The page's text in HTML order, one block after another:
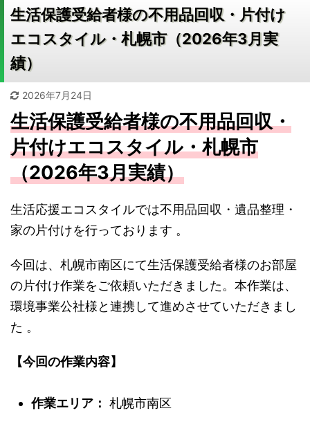
生活保護受給者様の不用品回収・片付け
エコスタイル・札幌市（2026年3月実
績）
2026年7月24日
生活保護受給者様の不用品回収・
片付けエコスタイル・札幌市
（2026年3月実績）
生活応援エコスタイルでは不用品回収・遺品整理・
家の片付けを行っております 。
今回は、札幌市南区にて生活保護受給者様のお部屋
の片付け作業をご依頼いただきました。本作業は、
環境事業公社様と連携して進めさせていただきまし
た 。
【今回の作業内容】
作業エリア： 札幌市南区